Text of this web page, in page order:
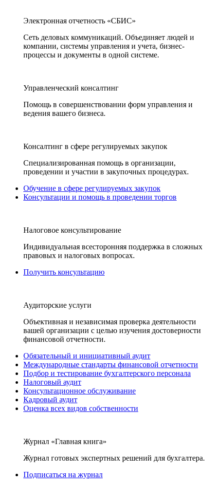
Электронная отчетность «СБИС»
Сеть деловых коммуникаций. Объединяет людей и
компании, системы управления и учета, бизнес-
процессы и документы в одной системе.
Управленческий консалтинг
Помощь в совершенствовании форм управления и
ведения вашего бизнеса.
Консалтинг в сфере регулируемых закупок
Специализированная помощь в организации,
проведении и участии в закупочных процедурах.
Обучение в сфере регулируемых закупок
Консультации и помощь в проведении торгов
Налоговое консультирование
Индивидуальная всесторонняя поддержка в сложных
правовых и налоговых вопросах.
Получить консультацию
Аудиторские услуги
Объективная и независимая проверка деятельности
вашей организации с целью изучения достоверности
финансовой отчетности.
Обязательный и инициативный аудит
Международные стандарты финансовой отчетности
Подбор и тестирование бухгалтерского персонала
Налоговый аудит
Консультационное обслуживание
Кадровый аудит
Оценка всех видов собственности
Журнал «Главная книга»
Журнал готовых экспертных решений для бухгалтера.
Подписаться на журнал